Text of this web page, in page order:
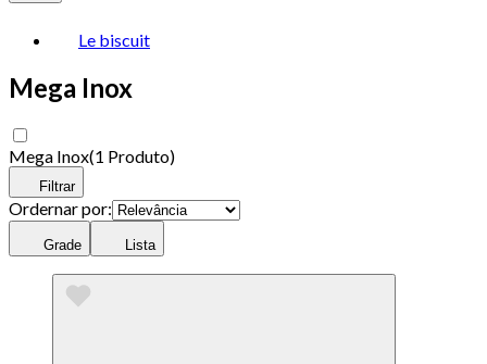
Le biscuit
Mega Inox
Mega Inox(1 Produto)
Filtrar
Ordernar por:
Grade Lista